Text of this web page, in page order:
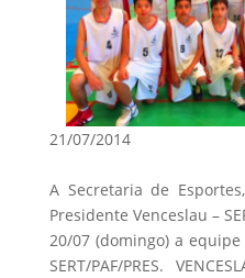
21/07/2014
A Secretaria de
Presidente Venceslau –
20/07 (domingo) a
SERT/PAF/PRES.